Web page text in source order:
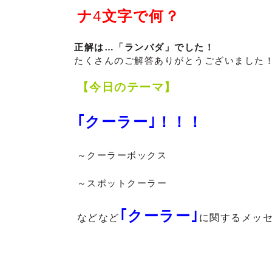
ナ4文字で何？
正解は…「ランバダ」でした！
たくさんのご解答ありがとうございました！
【今日のテーマ】
｢クーラー｣！！！
～クーラーボックス
～スポットクーラー
などなど ｢クーラー｣ に関するメッ